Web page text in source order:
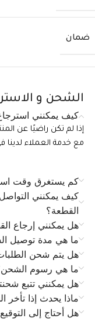
ضمان
الشحن و
كيف يمكنني
إذا لم تكن راضيًا عن
مع خدمة العملاء لدينا في غضون 14 يومًا
كم يستغرق وقت
كيف يمكنني
القطعة؟
هل يمكنني إرجاع
ما هي مدة توصيل
هل يتم شحن
ما هي رسوم
هل يمكنني تتبع
ماذا يحدث إذا
هل أحتاج إلى